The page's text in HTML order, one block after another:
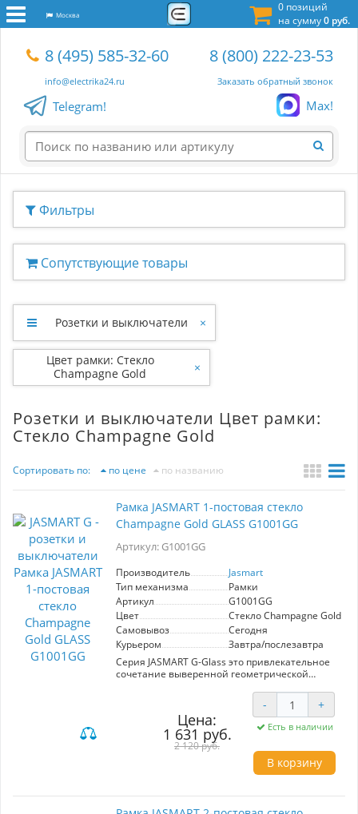
0 позиций
на сумму0 руб.
Москва
8 (495) 585-32-60
info@electrika24.ru
8 (800) 222-23-53
Заказать обратный звонок
Telegram! Max!
Фильтры
Сопутствующие товары
Розетки и выключатели ×
Цвет рамки: Стекло
Champagne Gold
×
Розетки и выключатели Цвет рамки:
Стекло Champagne Gold
Сортировать по: по цене по названию
Рамка JASMART 1-постовая стекло
Champagne Gold GLASS G1001GG
Артикул: G1001GG
Производитель
Jasmart
Тип механизма
Рамки
Артикул
G1001GG
Цвет
Стекло Champagne Gold
Самовывоз
Сегодня
Курьером
Завтра/послезавтра
Серия JASMART G-Glass это привлекательное
сочетание выверенной геометрической
Высококачественные стеклянные рамки
смотрятся изысканно и утонченно как на
светлом. так и на темном фоне
Возможна вертикальная и горизонтальная
Цена:
1 631 руб.
2 120 руб.
- +
Есть в наличии
В корзину